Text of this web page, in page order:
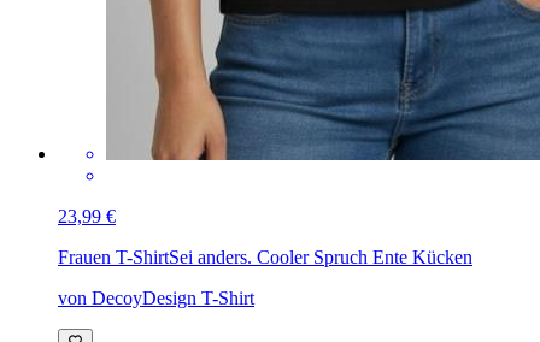
23,99 €
Frauen T-ShirtSei anders. Cooler Spruch Ente Kücken
von DecoyDesign T-Shirt